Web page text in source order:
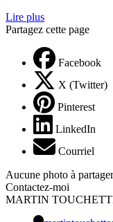
Lire plus
Partagez cette page
Facebook
X (Twitter)
Pinterest
LinkedIn
Courriel
Aucune photo à partager
Contactez-moi
MARTIN